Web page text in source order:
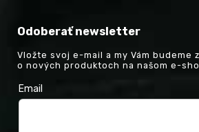
Odoberať newsletter
Vložte svoj e-mail a my Vám budeme
o nových produktoch na našom e-
Email